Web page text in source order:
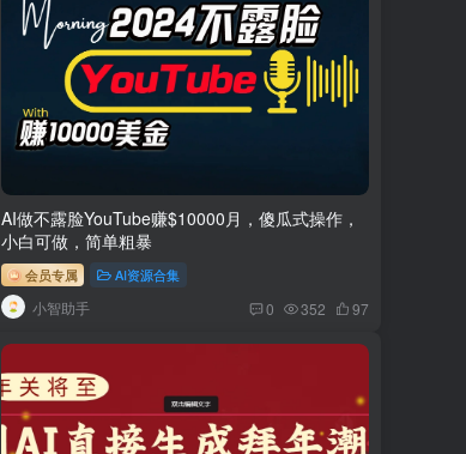
AI做不露脸YouTube赚$10000月，傻瓜式操作，
小白可做，简单粗暴
会员专属 AI资源合集
小智助手 0 352 97